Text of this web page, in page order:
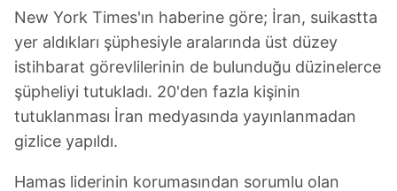
New York Times'ın haberine göre; İran, suikastta
yer aldıkları şüphesiyle aralarında üst düzey
istihbarat görevlilerinin de bulunduğu düzinelerce
şüpheliyi tutukladı. 20'den fazla kişinin
tutuklanması İran medyasında yayınlanmadan
gizlice yapıldı.
Hamas liderinin korumasından sorumlu olan